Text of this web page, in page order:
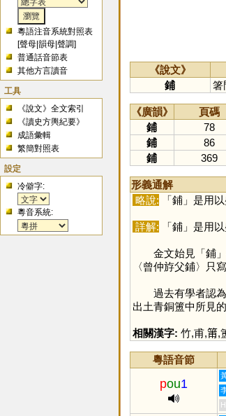
粵語注音系統對照表
[聲母 |韻母 |聲調]
普通話音節表
其他方言讀音
工具
《說文》全文索引
《讀史方輿紀要》
成語彙輯
繁簡對照表
設定
冷僻字:
粵音系統:
《說文》
鋪
箸
《廣韻》 頁碼
鋪
78
鋪
86
鋪
369
形義通解
略說: 「鋪」是用
詳解: 「鋪」是用
金文始見「鋪
〈曾仲斿父鋪〉只
過去有學者認
出土青銅簠中所見
相關漢字: 竹,甫,𥮉,
粵語音節
pou1